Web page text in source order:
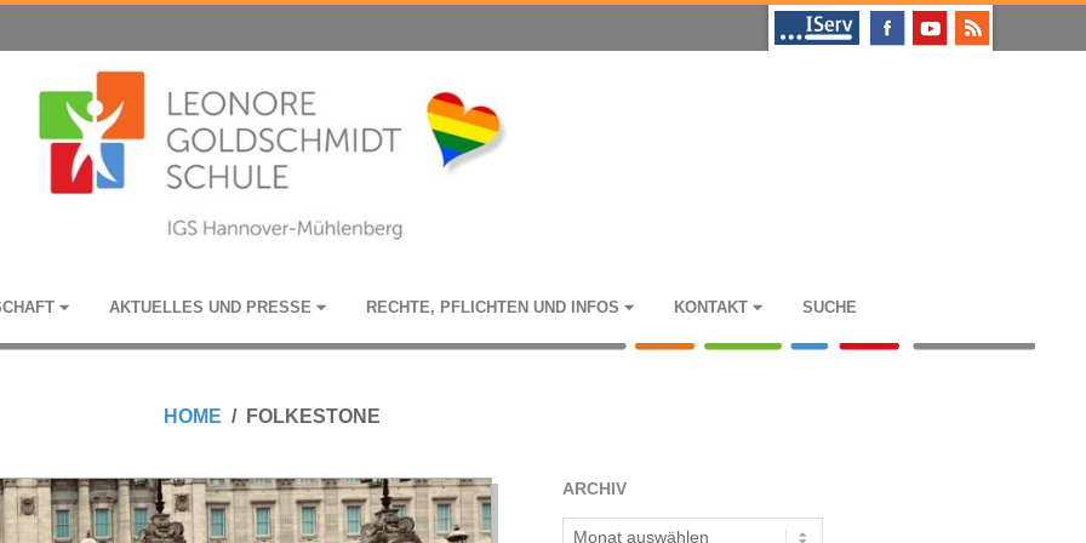
AKTU­EL­LES UND PRESSE RECHTE, PFLICH­TEN UND INFOS KON­TAKT SUCHE
HOME FOLKESTONE
ARCHIV
Archiv